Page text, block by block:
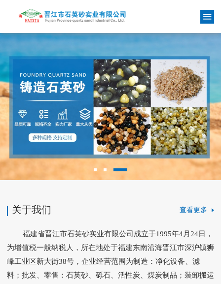
关于我们 查看更多
福建省晋江市石英砂实业有限公司成立于1995年4月24日，
为增值税一般纳税人，所在地处于福建东南沿海晋江市深沪镇狮
峰工业区新大街38号，企业经营范围为制造：净化设备、滤
料；批发、零售：石英砂、砾石、活性炭、煤炭制品；装卸搬运